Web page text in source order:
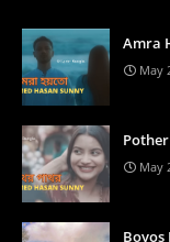
Amra
May
Pother
May
Boyos